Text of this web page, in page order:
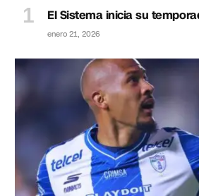
El Sistema inicia su
enero 21, 2026